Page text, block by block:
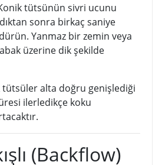
tütsünün sivri ucunu
sonra birkaç saniye
Yanmaz bir zemin veya
üzerine dik şekilde
tütsüler alta doğru genişlediği
ilerledikçe koku
(Backflow)